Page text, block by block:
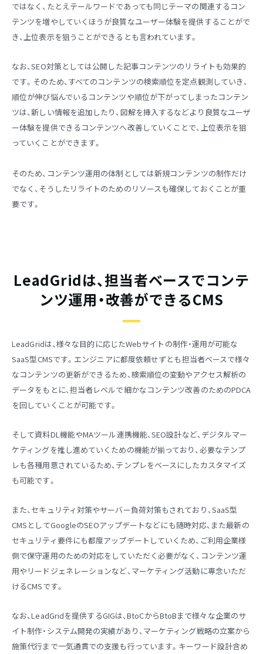
ではなく、たとえテールワードであっても同じテーマの関連するコン
テンツを増やしていくほうが良質なユーザー体験を提供することがで
き、上位表示を狙うことができるとも言われています。
なお、SEO対策としては公開した記事コンテンツのリライトも効果的
です。そのため、すべてのコンテンツの検索順位を定点観測していき、
順位が伸び悩んでいるコンテンツや順位が下がってしまったコンテン
ツは、新しい情報を追加したり、図解を挿入するなどより良質なユーザ
ー体験を提供できるコンテンツへ改善していくことで、上位表示を狙
っていくことができます。
そのため、コンテンツ運用の体制としては新規コンテンツの制作だけ
でなく、そうしたリライトのためのリソースも確保しておくことが重
要です。
LeadGridは、担当者ベースでコンテ
ンツ運用・改善ができるCMS
LeadGridは、様々な目的に応じたWebサイトの制作・運用が可能な
SaaS型CMSです。エンジニアに都度依頼せずとも担当者ベースで様々
なコンテンツの更新ができるため、検索順位の変動やアクセス解析の
データをもとに、担当者レベルで細かなコンテンツ改善のためのPDCA
を回していくことが可能です。
そして資料DL機能やMAツール連携機能、SEO設計など、デジタルマー
ケティングを推し進めていくための機能が揃っており、必要なテンプ
レも各種用意されているため、テンプレをベースにしたカスタマイズ
も可能です。
また、セキュリティ対策やサーバー負荷対策もされており、SaaS型
CMSとしてGoogleのSEOアップデートなどにも随時対応、また最新の
セキュリティ要件にも都度アップデートしていくため、ご利用企業様
側で保守運用のための対応をしていただく必要がなく、コンテンツ運
用やリードジェネレーションなど、マーケティング活動に専念いただ
けるCMSです。
なお、LeadGridを提供するGIGは、BtoCからBtoBまで様々な企業のサ
イト制作・システム開発の実績があり、マーケティング戦略の立案から
施策代行まで一気通貫での支援も行っています。キーワード設計含め